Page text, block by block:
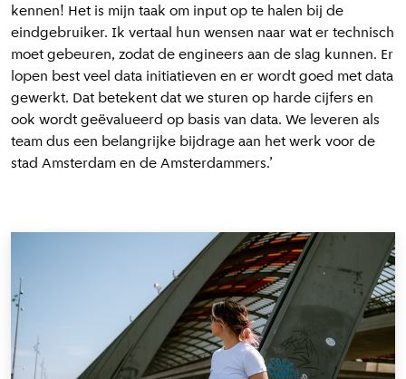
kennen! Het is mijn taak om input op te halen bij de
eindgebruiker. Ik vertaal hun wensen naar wat er technisch
moet gebeuren, zodat de engineers aan de slag kunnen. Er
lopen best veel data initiatieven en er wordt goed met data
gewerkt. Dat betekent dat we sturen op harde cijfers en
ook wordt geëvalueerd op basis van data. We leveren als
team dus een belangrijke bijdrage aan het werk voor de
stad Amsterdam en de Amsterdammers.’